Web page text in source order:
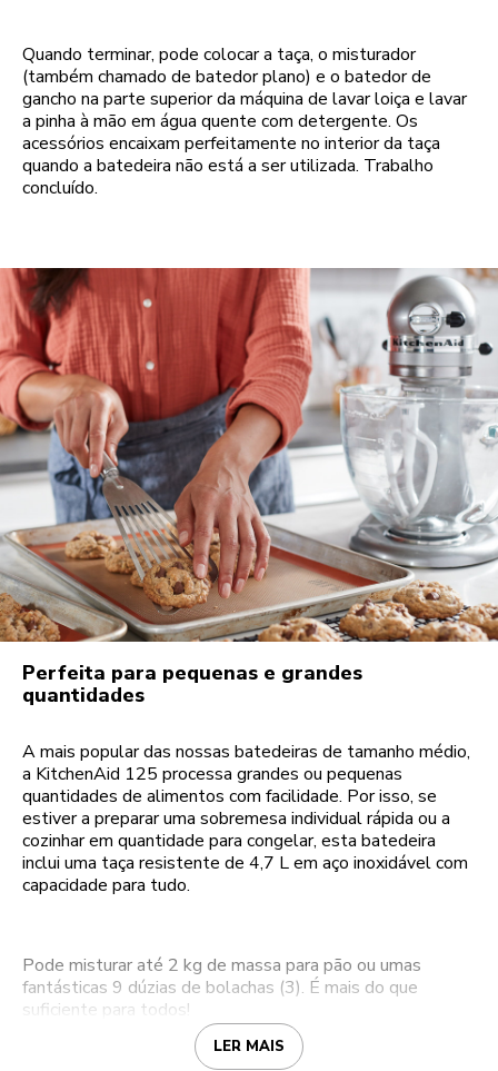
Quando terminar, pode colocar a taça, o misturador
(também chamado de batedor plano) e o batedor de
gancho na parte superior da máquina de lavar loiça e lavar
a pinha à mão em água quente com detergente. Os
acessórios encaixam perfeitamente no interior da taça
quando a batedeira não está a ser utilizada. Trabalho
concluído.
Perfeita para pequenas e grandes
quantidades
A mais popular das nossas batedeiras de tamanho médio,
a KitchenAid 125 processa grandes ou pequenas
quantidades de alimentos com facilidade. Por isso, se
estiver a preparar uma sobremesa individual rápida ou a
cozinhar em quantidade para congelar, esta batedeira
inclui uma taça resistente de 4,7 L em aço inoxidável com
capacidade para tudo.
Pode misturar até 2 kg de massa para pão ou umas
fantásticas 9 dúzias de bolachas (3). É mais do que
suficiente para todos!
LER MAIS